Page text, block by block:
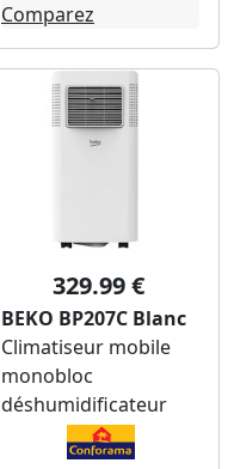
Comparez
329.99 €
BEKO BP207C Blanc
Climatiseur mobile
monobloc
déshumidificateur